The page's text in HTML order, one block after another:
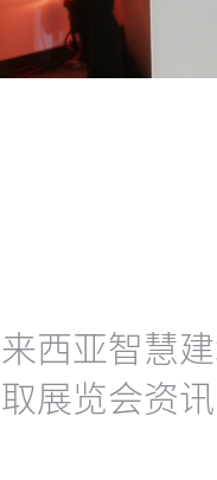
西亚智慧
展览会资讯